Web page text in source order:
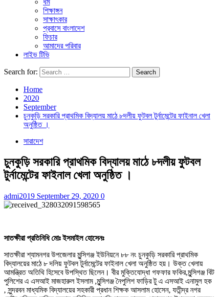
ধর্ম
শিক্ষাঙ্গন
সাক্ষাৎকার
প্রবাসে বাংলাদেশ
ফিচার
আমাদের পরিবার
লাইভ টিভি
Search for:
Home
2020
September
চুনকুড়ি সরকারি প্রাথমিক বিদ্যালয় মাঠে ৮দলীয় ফুটবল টুর্নামেন্টের ফাইনাল খেলা
অনুষ্ঠিত ।
সারাদেশ
চুনকুড়ি সরকারি প্রাথমিক বিদ্যালয় মাঠে ৮দলীয় ফুটবল
টুর্নামেন্টের ফাইনাল খেলা অনুষ্ঠিত ।
admi2019 September 29, 2020 0
সাতক্ষীরা প্রতিনিধি মোঃ ইসমাইল হোসেনঃ
সাতক্ষীরা শ্যামনগর উপজেলার মুন্সিগঞ্জ ইউনিয়নে ৮৮ নং চুনকুড়ি সরকারি প্রাথমিক
বিদ্যালয়ের মাঠে ৮ দলিয় ফুটবল টুর্নামেন্টের ফাইনাল খেলা অনুষ্ঠিত হয়। উক্ত খেলায়
আমন্ত্রিত অতিথি হিসেবে উপস্থিত ছিলেন। বীর মুক্তিযোদ্ধা গফফার ফকির,মুন্সিগঞ্জ বিট
পুলিশের এ এসআই মাজহারুল ইসলাম ,মুন্সিগঞ্জ নৈপুলিশ ফাড়ির টু এ এসআই এনামুল হক
, সুন্দরবন মাধ্যমিক বিদ্যালয়ের সহকারী প্রধান শিক্ষক আসলাম হোসেন, যতীন্দ্র নগর